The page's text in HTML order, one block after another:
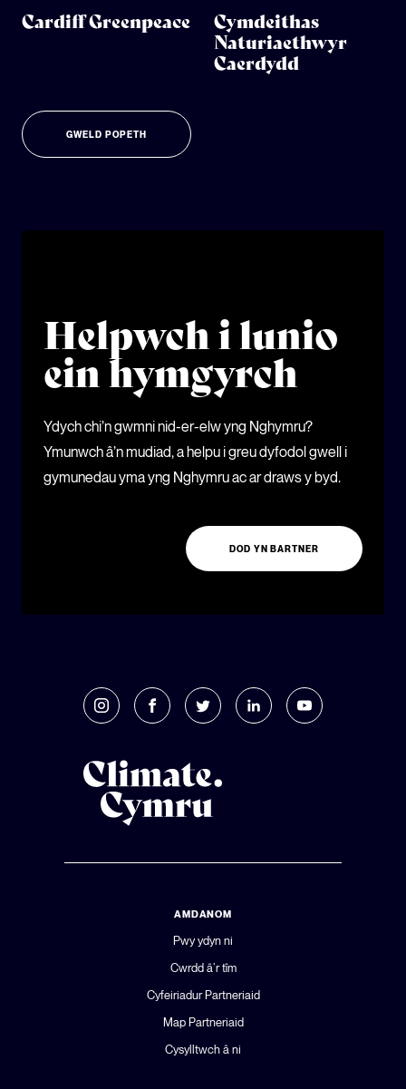
Cardiff Greenpeace
Cymdeithas
Naturiaethwyr
Caerdydd
GWELD POPETH
Helpwch i lunio
ein hymgyrch
Ydych chi’n gwmni nid-er-elw yng Nghymru?
Ymunwch â’n mudiad, a helpu i greu dyfodol gwell i
gymunedau yma yng Nghymru ac ar draws y byd.
DOD YN BARTNER
AMDANOM
Pwy ydyn ni
Cwrdd â’r tîm
Cyfeiriadur Partneriaid
Map Partneriaid
Cysylltwch â ni